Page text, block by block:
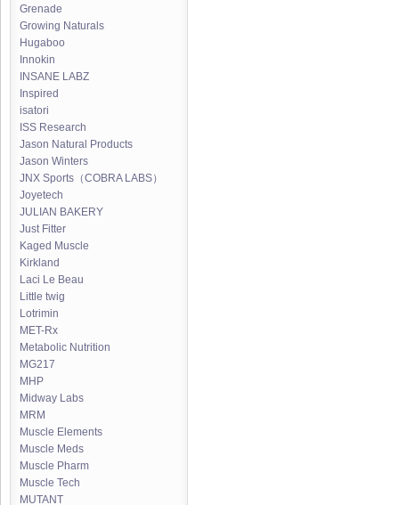
Grenade
Growing Naturals
Hugaboo
Innokin
INSANE LABZ
Inspired
isatori
ISS Research
Jason Natural Products
Jason Winters
JNX Sports（COBRA LABS）
Joyetech
JULIAN BAKERY
Just Fitter
Kaged Muscle
Kirkland
Laci Le Beau
Little twig
Lotrimin
MET-Rx
Metabolic Nutrition
MG217
MHP
Midway Labs
MRM
Muscle Elements
Muscle Meds
Muscle Pharm
Muscle Tech
MUTANT